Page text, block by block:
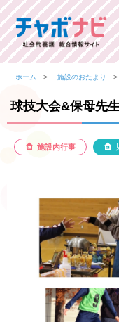
ホーム 施設のおたより
球技大会&保母先
施設内行事